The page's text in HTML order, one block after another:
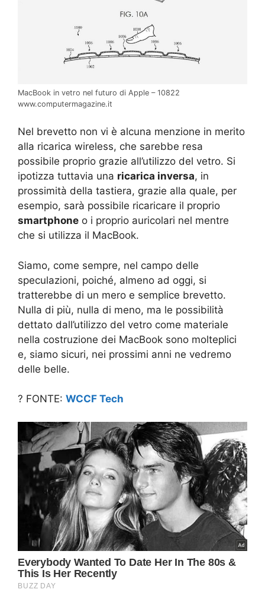
MacBook in vetro nel futuro di Apple – 10822
www.computermagazine.it
Nel brevetto non vi è alcuna menzione in merito
alla ricarica wireless, che sarebbe resa
possibile proprio grazie all’utilizzo del vetro. Si
ipotizza tuttavia una ricarica inversa, in
prossimità della tastiera, grazie alla quale, per
esempio, sarà possibile ricaricare il proprio
smartphone o i proprio auricolari nel mentre
che si utilizza il MacBook.
Siamo, come sempre, nel campo delle
speculazioni, poiché, almeno ad oggi, si
tratterebbe di un mero e semplice brevetto.
Nulla di più, nulla di meno, ma le possibilità
dettato dall’utilizzo del vetro come materiale
nella costruzione dei MacBook sono molteplici
e, siamo sicuri, nei prossimi anni ne vedremo
delle belle.
? FONTE: WCCF Tech